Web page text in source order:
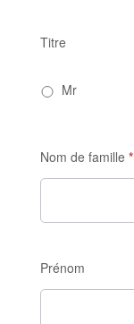
Titre
Mr
Nom de famille *
Prénom
Si vous
humain,
remplissez
pas ce